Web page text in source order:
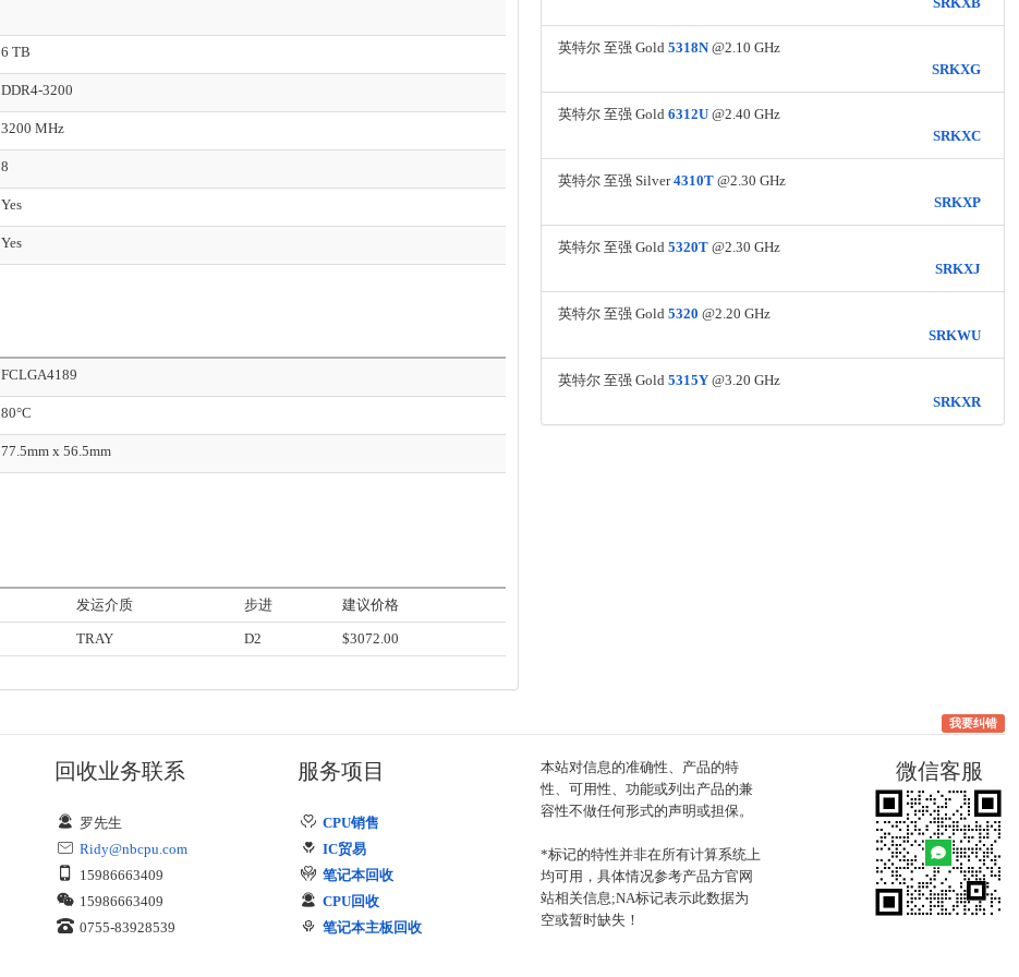
6 TB
DDR4-3200
3200 MHz
8
Yes
Yes
FCLGA4189
80°C
77.5mm x 56.5mm
发运介质 步进 建议价格
TRAY D2 $3072.00
英特尔 至强 Gold 5318N@2.10 GHz
SRKXG
英特尔 至强 Gold 6312U@2.40 GHz
SRKXC
英特尔 至强 Silver4310T@2.30 GHz
SRKXP
英特尔 至强 Gold 5320T@2.30 GHz
SRKXJ
英特尔 至强 Gold 5320 @2.20 GHz
SRKWU
英特尔 至强 Gold 5315Y@3.20 GHz
SRKXR
我要纠错
回收业务联系
罗先生
Ridy@nbcpu.com
15986663409
15986663409
0755-83928539
服务项目
CPU销售
IC贸易
笔记本回收
CPU回收
笔记本主板回收
本站对信息的准确性、产品的特
性、可用性、功能或列出产品的兼
容性不做任何形式的声明或担保。
*标记的特性并非在所有计算系统上
均可用，具体情况参考产品方官网
站相关信息;NA标记表示此数据为
空或暂时缺失！
微信客服